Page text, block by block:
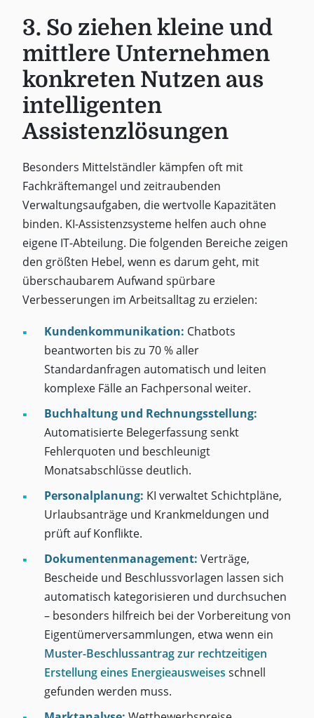
3. So ziehen kleine und
mittlere Unternehmen
konkreten Nutzen aus
intelligenten
Assistenzlösungen
Besonders Mittelständler kämpfen oft mit
Fachkräftemangel und zeitraubenden
Verwaltungsaufgaben, die wertvolle Kapazitäten
binden. KI-Assistenzsysteme helfen auch ohne
eigene IT-Abteilung. Die folgenden Bereiche zeigen
den größten Hebel, wenn es darum geht, mit
überschaubarem Aufwand spürbare
Verbesserungen im Arbeitsalltag zu erzielen:
Kundenkommunikation: Chatbots
beantworten bis zu 70 % aller
Standardanfragen automatisch und leiten
komplexe Fälle an Fachpersonal weiter.
Buchhaltung und Rechnungsstellung:
Automatisierte Belegerfassung senkt
Fehlerquoten und beschleunigt
Monatsabschlüsse deutlich.
Personalplanung: KI verwaltet Schichtpläne,
Urlaubsanträge und Krankmeldungen und
prüft auf Konflikte.
Dokumentenmanagement: Verträge,
Bescheide und Beschlussvorlagen lassen sich
automatisch kategorisieren und durchsuchen
– besonders hilfreich bei der Vorbereitung von
Eigentümerversammlungen, etwa wenn ein
Muster-Beschlussantrag zur rechtzeitigen
Erstellung eines Energieausweises schnell
gefunden werden muss.